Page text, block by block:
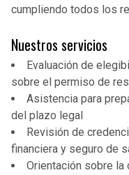
cumpliendo todos los
Nuestros servicios
Evaluación de
sobre el permiso de
Asistencia para
del plazo legal
Revisión de
financiera y seguro de
Orientación sobre la